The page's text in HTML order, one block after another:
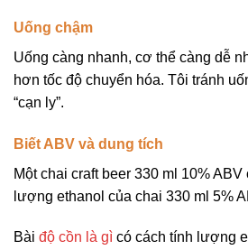
Uống chậm
Uống càng nhanh, cơ thể càng dễ
hơn tốc độ chuyển hóa. Tôi tránh
“cạn ly”.
Biết ABV và dung tích
Một chai craft beer 330 ml 10%
lượng ethanol của chai 330 ml 5%
Bài độ cồn là gì có cách tính lượng